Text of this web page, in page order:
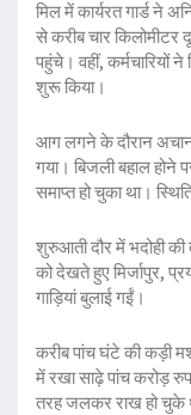
मिल में कार्यरत गार्ड ने
से करीब चार किलोमीटर
पहुंचे। वहीं, कर्मचारियों
शुरू किया।
आग लगने के दौरान
गया। बिजली बहाल
समाप्त हो चुका था।
शुरुआती दौर में भदोही
को देखते हुए मिर्जापुर,
गाड़ियां बुलाई गईं।
करीब पांच घंटे की कड़ी
में रखा साढ़े पांच करोड़
तरह जलकर राख हो चुके